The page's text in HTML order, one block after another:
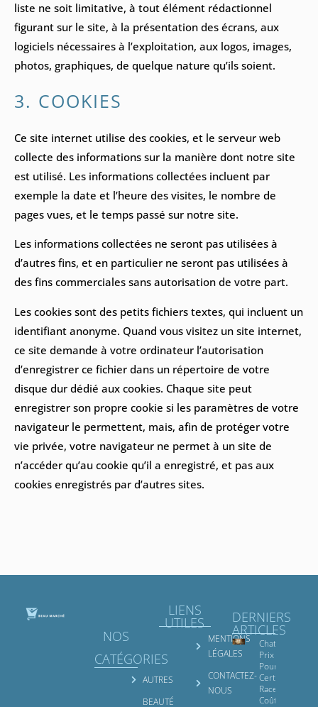
liste ne soit limitative, à tout élément rédactionnel
figurant sur le site, à la présentation des écrans, aux
logiciels nécessaires à l’exploitation, aux logos, images,
photos, graphiques, de quelque nature qu’ils soient.
3. COOKIES
Ce site internet utilise des cookies, et le serveur web
collecte des informations sur la manière dont notre site
est utilisé. Les informations collectées incluent par
exemple la date et l’heure des visites, le nombre de
pages vues, et le temps passé sur notre site.
Les informations collectées ne seront pas utilisées à
d’autres fins, et en particulier ne seront pas utilisées à
des fins commerciales sans autorisation de votre part.
Les cookies sont des petits fichiers textes, qui incluent un
identifiant anonyme. Quand vous visitez un site internet,
ce site demande à votre ordinateur l’autorisation
d’enregistrer ce fichier dans un répertoire de votre
disque dur dédié aux cookies. Chaque site peut
enregistrer son propre cookie si les paramètres de votre
navigateur le permettent, mais, afin de protéger votre
vie privée, votre navigateur ne permet à un site de
n’accéder qu’au cookie qu’il a enregistré, et pas aux
cookies enregistrés par d’autres sites.
NOS
CATÉGORIES
AUTRES
BEAUTÉ
LIENS
UTILES
MENTIONS
LÉGALES
CONTACTEZ-
NOUS
DERNIERS
ARTICLES
Chat Nain
Prix :
Pourquoi
Certaines
Races
Coûtent